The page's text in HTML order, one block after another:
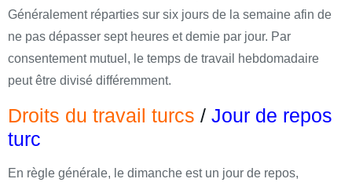
Généralement réparties sur six jours de la semaine afin de
ne pas dépasser sept heures et demie par jour. Par
consentement mutuel, le temps de travail hebdomadaire
peut être divisé différemment.
Droits du travail turcs / Jour de repos
turc
En règle générale, le dimanche est un jour de repos,